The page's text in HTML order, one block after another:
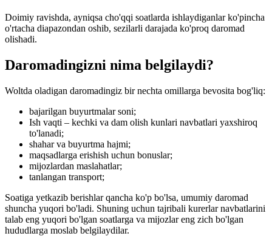
Doimiy ravishda, ayniqsa cho'qqi soatlarda ishlaydiganlar ko'pincha
o'rtacha diapazondan oshib, sezilarli darajada ko'proq daromad
olishadi.
Daromadingizni nima belgilaydi?
Woltda oladigan daromadingiz bir nechta omillarga bevosita bog'liq:
bajarilgan buyurtmalar soni;
Ish vaqti – kechki va dam olish kunlari navbatlari yaxshiroq
to'lanadi;
shahar va buyurtma hajmi;
maqsadlarga erishish uchun bonuslar;
mijozlardan maslahatlar;
tanlangan transport;
Soatiga yetkazib berishlar qancha ko'p bo'lsa, umumiy daromad
shuncha yuqori bo'ladi. Shuning uchun tajribali kurerlar navbatlarini
talab eng yuqori bo'lgan soatlarga va mijozlar eng zich bo'lgan
hududlarga moslab belgilaydilar.